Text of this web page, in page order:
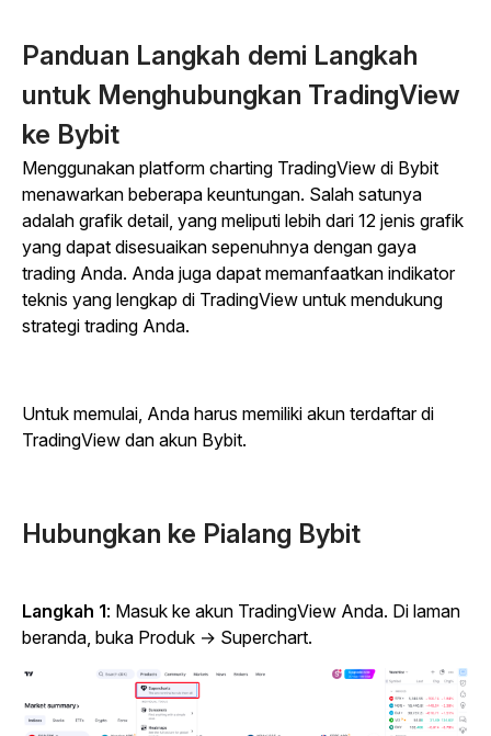
Panduan Langkah demi Langkah
untuk Menghubungkan TradingView
ke Bybit
Menggunakan platform charting TradingView di Bybit
menawarkan beberapa keuntungan. Salah satunya
adalah grafik detail, yang meliputi lebih dari 12 jenis grafik
yang dapat disesuaikan sepenuhnya dengan gaya
trading Anda. Anda juga dapat memanfaatkan indikator
teknis yang lengkap di TradingView untuk mendukung
strategi trading Anda.
Untuk memulai, Anda harus memiliki akun terdaftar di
TradingView dan akun Bybit.
Hubungkan ke Pialang Bybit
Langkah 1: Masuk ke akun TradingView Anda. Di laman
beranda, buka Produk → Superchart.